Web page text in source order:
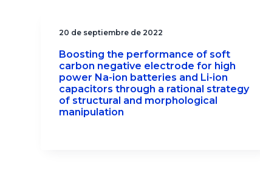
20 de septiembre de 2022
Boosting the performance of soft
carbon negative electrode for high
power Na-ion batteries and Li-ion
capacitors through a rational strategy
of structural and morphological
manipulation